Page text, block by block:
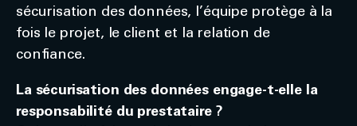
sécurisation des données, l’équipe protège à la
fois le projet, le client et la relation de
confiance.
La sécurisation des données engage-t-elle la
responsabilité du prestataire ?